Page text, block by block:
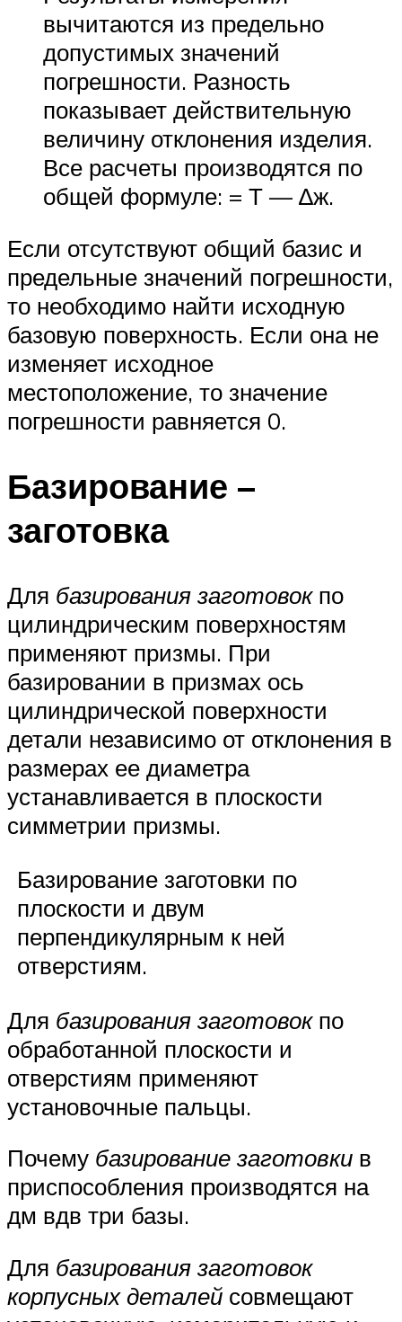
вычитаются из предельно
допустимых значений
погрешности. Разность
показывает действительную
величину отклонения изделия.
Все расчеты производятся по
общей формуле: = Т — ∆ж.
Если отсутствуют общий базис и
предельные значений погрешности,
то необходимо найти исходную
базовую поверхность. Если она не
изменяет исходное
местоположение, то значение
погрешности равняется 0.
Базирование –
заготовка
Для базирования заготовокпо
цилиндрическим поверхностям
применяют призмы. При
базировании в призмах ось
цилиндрической поверхности
детали независимо от отклонения в
размерах ее диаметра
устанавливается в плоскости
симметрии призмы.
Базирование заготовки по
плоскости и двум
перпендикулярным к ней
отверстиям.
Для базирования заготовокпо
обработанной плоскости и
отверстиям применяют
установочные пальцы.
Почему базирование заготовки в
приспособления производятся на
дм вдв три базы.
Для базирования заготовок
корпусных деталей совмещают